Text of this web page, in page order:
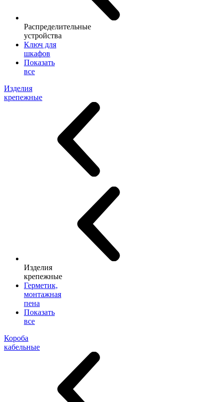
Распределительные
устройства
Ключ для
шкафов
Показать
все
Изделия
крепежные
Изделия
крепежные
Герметик,
монтажная
пена
Показать
все
Короба
кабельные